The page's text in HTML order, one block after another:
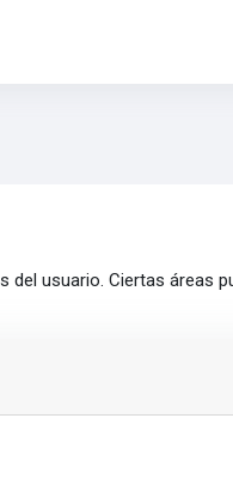
usuario. Ciertas áreas